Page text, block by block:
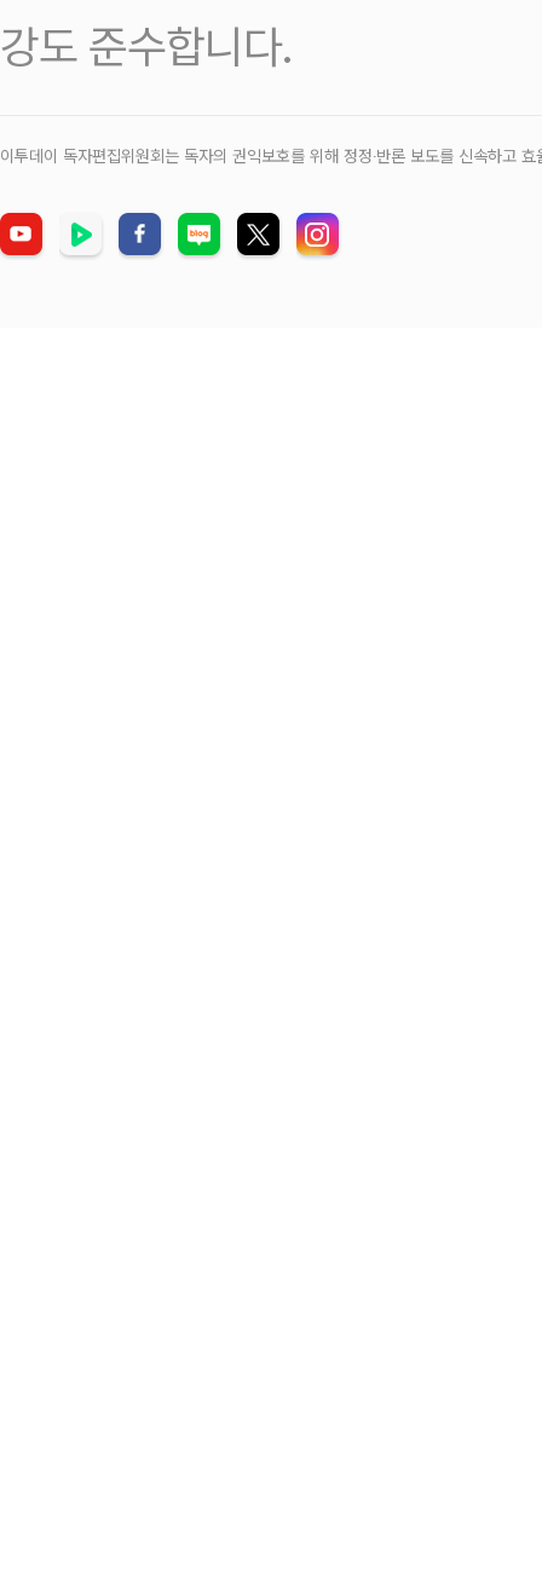
강도 준수합니다.
이투데이 독자편집위원회는 독자의 권익보호를 위해 정정‧반론 보도를 신속하고